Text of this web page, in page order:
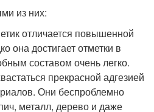
из них:
отличается повышенной
она достигает отметки в
составом очень легко.
прекрасной адгезией
Они беспроблемно
металл, дерево и даже